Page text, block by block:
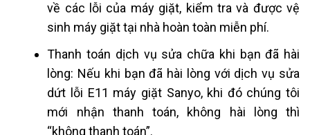
về các lỗi của máy giặt, kiểm tra và được vệ
sinh máy giặt tại nhà hoàn toàn miễn phí.
Thanh toán dịch vụ sửa chữa khi bạn đã hài
lòng: Nếu khi bạn đã hài lòng với dịch vụ sửa
dứt lỗi E11 máy giặt Sanyo, khi đó chúng tôi
mới nhận thanh toán, không hài lòng thì
“không thanh toán”.